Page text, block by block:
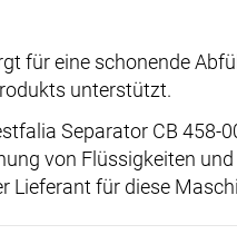
für eine schonende
unterstützt.
Separator CB 458-
von Flüssigkeiten
Lieferant für diese